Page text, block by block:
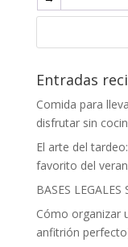
Entradas
Comida para
disfrutar sin
El arte del
favorito del
BASES
Cómo organizar
anfitrión